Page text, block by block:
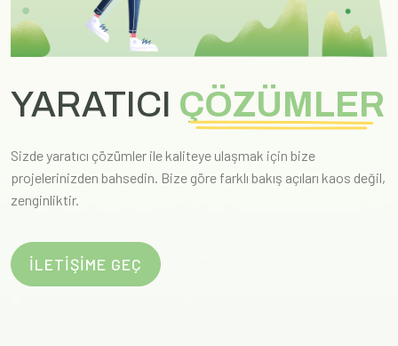
YARATICI ÇÖZÜMLER
Sizde yaratıcı çözümler ile kaliteye ulaşmak için bize
projelerinizden bahsedin. Bize göre farklı bakış açıları kaos değil,
zenginliktir.
İLETİŞİME GEÇ